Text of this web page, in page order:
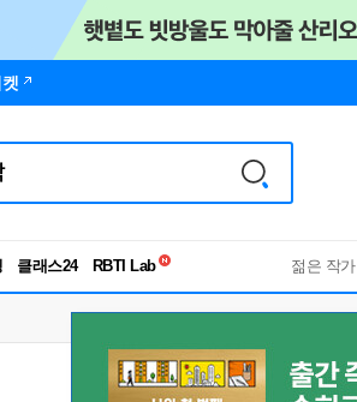
클래스24
RBTI Lab
독서유형검사
젊은 작가